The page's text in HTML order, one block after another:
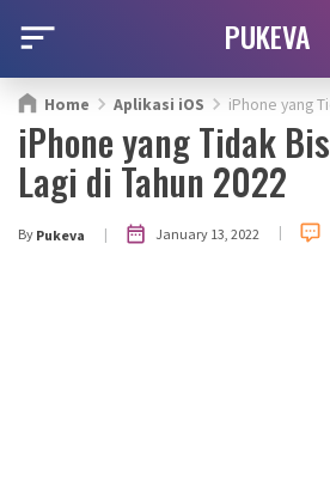
PUKEVA
Home Aplikasi iOS iPhone yang Tidak
iPhone yang Tidak
Lagi di Tahun 2022
By Pukeva | January 13, 2022 |